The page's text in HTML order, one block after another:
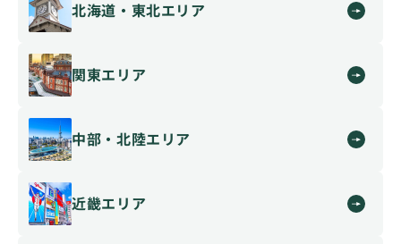
北海道・東北エリア
関東エリア
中部・北陸エリア
近畿エリア